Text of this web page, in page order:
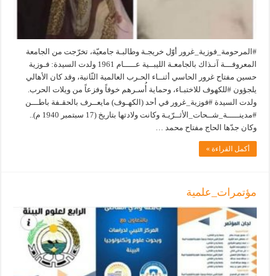
#المرحومة_فوزية_غرور أوّل خريجـة وطالبـة جامعيّة، تخرّجت من الجامعة
المعروفـــة آنـذاك بالجامعـة الليبــية عـــــام 1961 ولدت السيدة: فـوزية
حسين مفتاح غرور الحاسي أثنــاء الحـرب العالمية الثّانية، وقد كان الأهالي
يلجؤون #للكهوف للاختبـاء، وحماية أُسـرهم خوفاً وفزعاً من ويلات الحرب.
ولدت السيدة #فوزية_غرور في أحد (الكهـوف) مايعــرف بالحقـفة باطـــن
#مدينـــــة_شــحات_الأثــرّيـة وكانت ولادتها بتاريخ (17 سبتمبر 1940 م)..
وكان جدّها الحاج مفتاح محمد …
أكمل القراءة »
مؤتمرات_علمية